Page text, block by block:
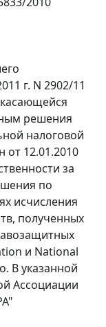
г. N 2902/11
решения
налоговой
от 12.01.2010
за
по
исчисления
полученных
и National
В указанной
Ассоциации